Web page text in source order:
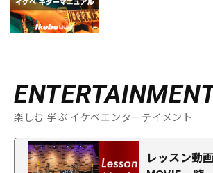
楽しむ 学ぶ イケベエンターテイメント
レッスン動